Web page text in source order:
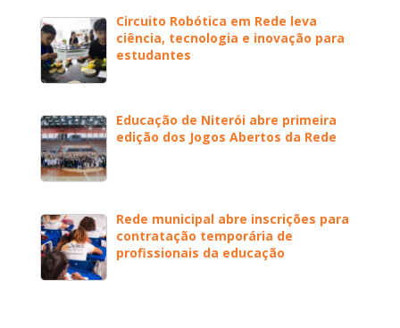
Circuito Robótica em Rede leva
ciência, tecnologia e inovação para
estudantes
Educação de Niterói abre primeira
edição dos Jogos Abertos da Rede
Rede municipal abre inscrições para
contratação temporária de
profissionais da educação